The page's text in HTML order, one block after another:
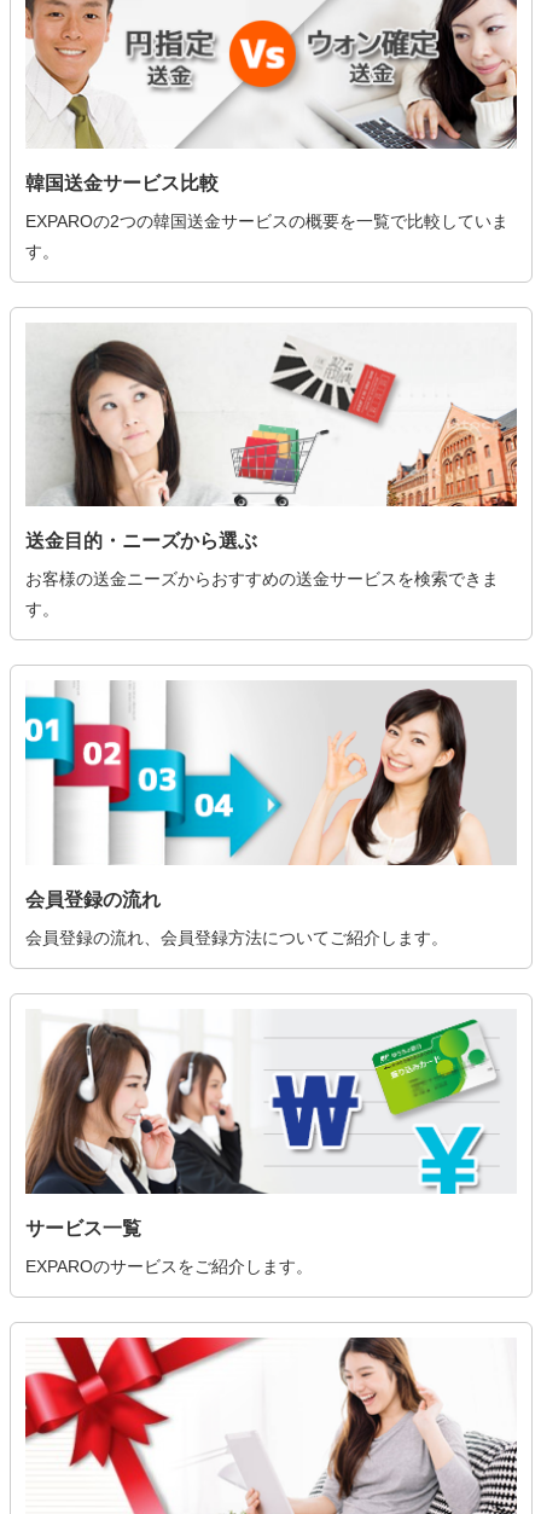
韓国送金サービス比較
EXPAROの2つの韓国送金サービスの概要を一覧で比較していま
す。
送金目的・ニーズから選ぶ
お客様の送金ニーズからおすすめの送金サービスを検索できま
す。
会員登録の流れ
会員登録の流れ、会員登録方法についてご紹介します。
サービス一覧
EXPAROのサービスをご紹介します。